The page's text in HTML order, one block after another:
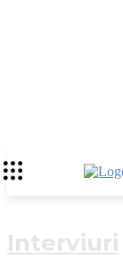
Interviuri